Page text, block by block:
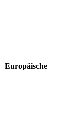
Europäische